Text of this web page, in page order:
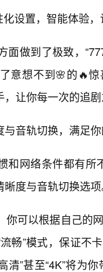
设置，智能体验
面做到了极致，
意想不到🌸的🔥
让你每一次的追剧
音轨切换，满足
和网络条件都有所
度与音轨切换选项
你可以根据自己的
畅”模式，保证不
清”甚至“4K”将为